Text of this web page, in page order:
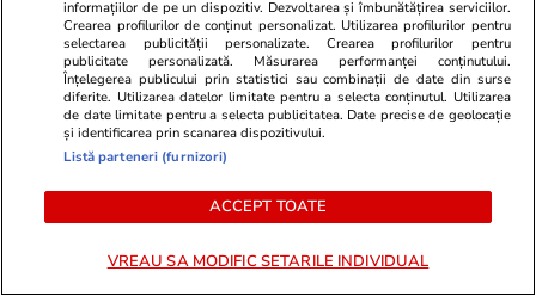
A murit Kavinsky, DJ-ul francez care a împărțit
scena cu Daft Punk sau Justice: a fost găsit
fără viață în propria casă
Vacanțe și Cultură
Ghidul complet al drepturilor călătorilor în UE:
cum îți poți cere banii înapoi în caz de anulări
sau întârzieri
informațiilor de pe un dispozitiv. Dezvoltarea și îmbunătățirea serviciilor.
Crearea profilurilor de conținut personalizat. Utilizarea profilurilor pentru
selectarea publicității personalizate. Crearea profilurilor pentru
publicitate personalizată. Măsurarea performanței conținutului.
Înțelegerea publicului prin statistici sau combinații de date din surse
diferite. Utilizarea datelor limitate pentru a selecta conținutul. Utilizarea
de date limitate pentru a selecta publicitatea. Date precise de geolocație
și identificarea prin scanarea dispozitivului.
Listă parteneri (furnizori)
ACCEPT TOATE
VREAU SA MODIFIC SETARILE INDIVIDUAL